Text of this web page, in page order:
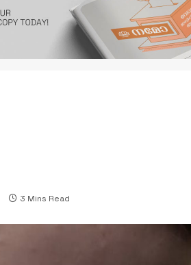
3 Mins Read